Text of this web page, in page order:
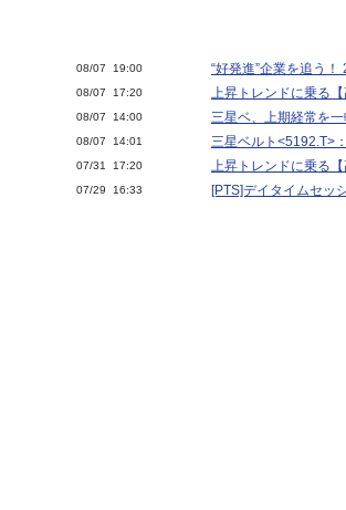
08/07 19:00 “好発進”企業を追う
08/07 17:20 上昇トレンドに乗る
08/07 14:00 三星ベ、上期経常を
08/07 14:01 三星ベルト<5192.T>
07/31 17:20 上昇トレンドに乗る
07/29 16:33 [PTS]デイタイムセ